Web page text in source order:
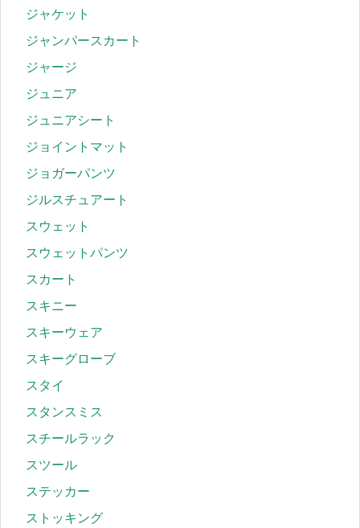
ジャケット
ジャンパースカート
ジャージ
ジュニア
ジュニアシート
ジョイントマット
ジョガーパンツ
ジルスチュアート
スウェット
スウェットパンツ
スカート
スキニー
スキーウェア
スキーグローブ
スタイ
スタンスミス
スチールラック
スツール
ステッカー
ストッキング